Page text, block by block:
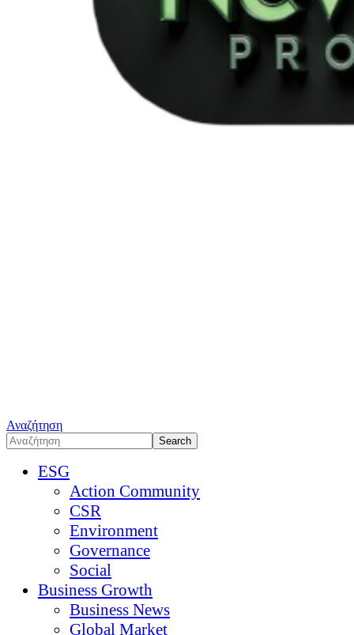
Αναζήτηση
ESG
Action Community
CSR
Environment
Governance
Social
Business Growth
Business News
Global Market